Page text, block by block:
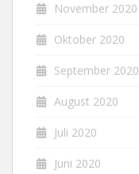
November 2020
Oktober 2020
September 2020
August 2020
Juli 2020
Juni 2020